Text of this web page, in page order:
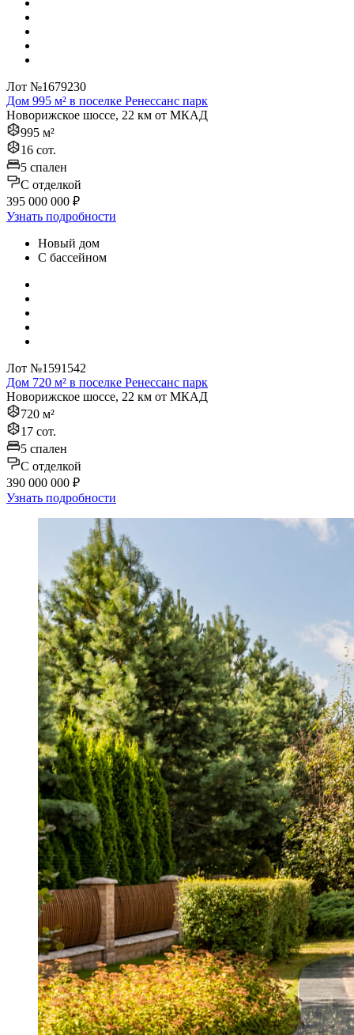
Лот №1679230
Дом 995 м² в поселке Ренессанс парк
Новорижское шоссе, 22 км от МКАД
995 м²
16 сот.
5 спален
C отделкой
395 000 000 ₽
Узнать подробности
Новый дом
С бассейном
Лот №1591542
Дом 720 м² в поселке Ренессанс парк
Новорижское шоссе, 22 км от МКАД
720 м²
17 сот.
5 спален
C отделкой
390 000 000 ₽
Узнать подробности